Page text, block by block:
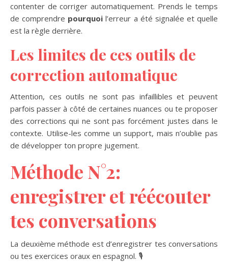
contenter de corriger automatiquement. Prends le temps
de comprendre pourquoi l’erreur a été signalée et quelle
est la règle derrière.
Les limites de ces outils de
correction automatique
Attention, ces outils ne sont pas infaillibles et peuvent
parfois passer à côté de certaines nuances ou te proposer
des corrections qui ne sont pas forcément justes dans le
contexte. Utilise-les comme un support, mais n’oublie pas
de développer ton propre jugement.
Méthode N°2:
enregistrer et réécouter
tes conversations
La deuxième méthode est d’enregistrer tes conversations
ou tes exercices oraux en espagnol. 🎙️